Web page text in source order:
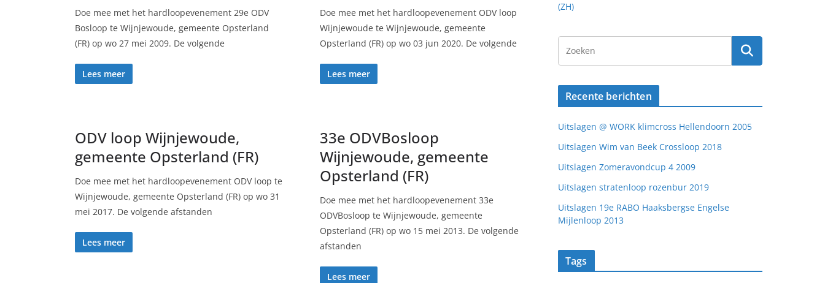
Doe mee met het hardloopevenement 29e ODV
Bosloop te Wijnjewoude, gemeente Opsterland
(FR) op wo 27 mei 2009. De volgende
Lees meer
Doe mee met het hardloopevenement ODV loop
Wijnjewoude te Wijnjewoude, gemeente
Opsterland (FR) op wo 03 jun 2020. De volgende
Lees meer
ODV loop Wijnjewoude,
gemeente Opsterland (FR)
Doe mee met het hardloopevenement ODV loop te
Wijnjewoude, gemeente Opsterland (FR) op wo 31
mei 2017. De volgende afstanden
Lees meer
33e ODVBosloop
Wijnjewoude, gemeente
Opsterland (FR)
Doe mee met het hardloopevenement 33e
ODVBosloop te Wijnjewoude, gemeente
Opsterland (FR) op wo 15 mei 2013. De volgende
afstanden
Lees meer
(ZH)
Recente berichten
Uitslagen @ WORK klimcross Hellendoorn 2005
Uitslagen Wim van Beek Crossloop 2018
Uitslagen Zomeravondcup 4 2009
Uitslagen stratenloop rozenbur 2019
Uitslagen 19e RABO Haaksbergse Engelse
Mijlenloop 2013
Tags